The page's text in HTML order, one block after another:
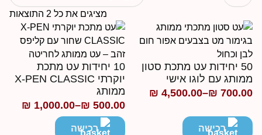
מציגים את כל ⁦2⁩ התוצאות
50 יחידות עט מתכת סטון
עם לוגו אישי
₪
–
₪4,500.00
רכישה
10 יחידות עט מתכת
יוקרתי X-PEN CLASSIC
ממותג
₪500.00
–
₪1,000.00
טווח
מחירים:רכישה